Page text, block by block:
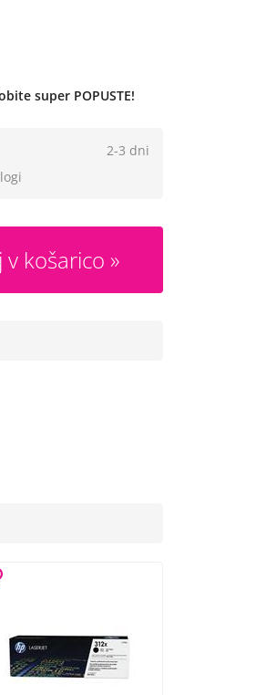
super POPUSTE!
2-3 dni
v košarico